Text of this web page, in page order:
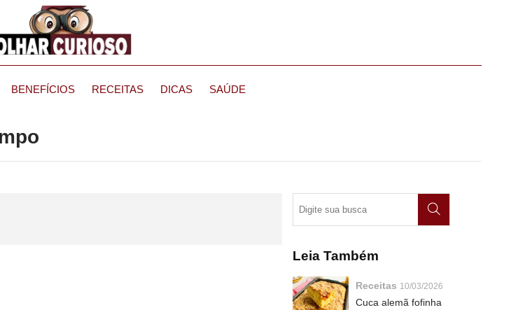
BENEFÍCIOS RECEITAS DICAS SAÚDE
Leia Também
Receitas 10/03/2026
Cuca alemã fofinha